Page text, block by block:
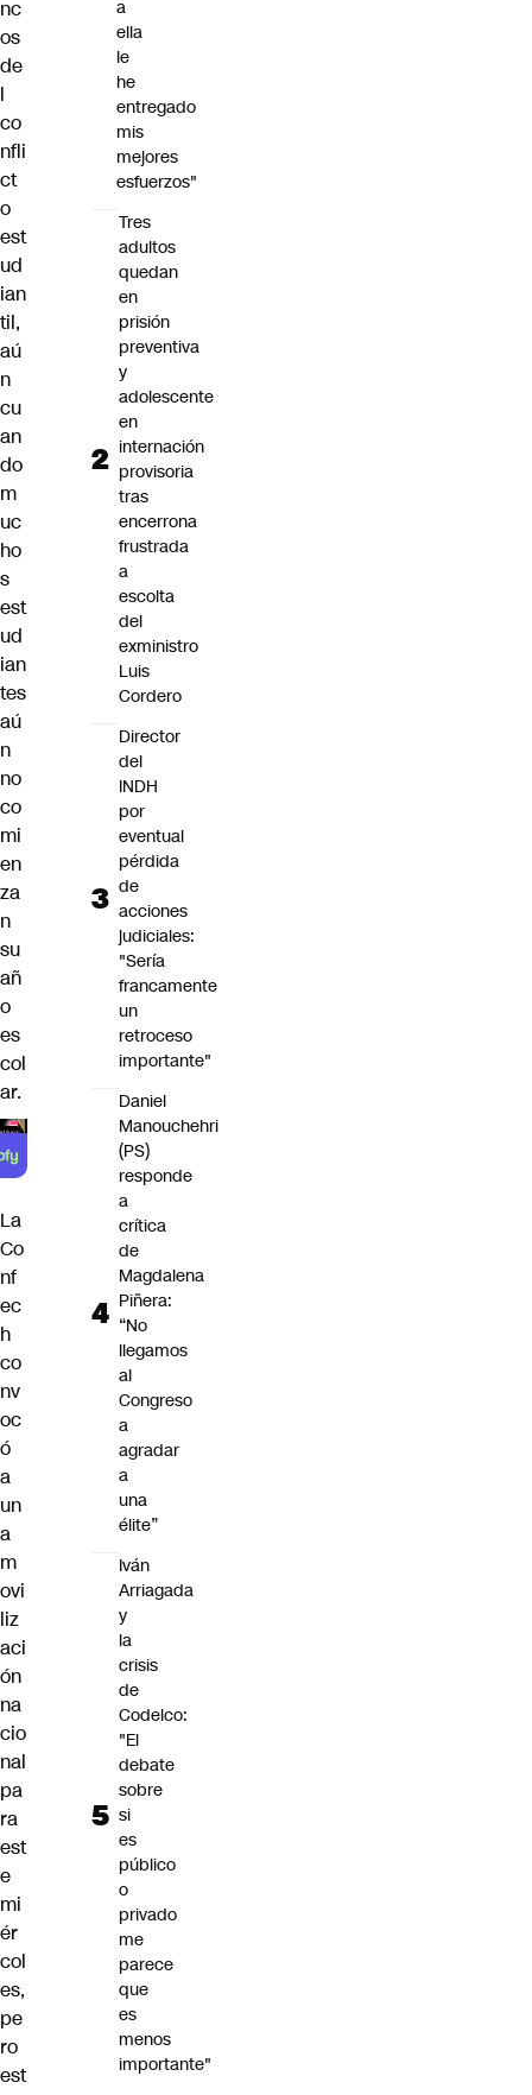
nc
os
de
l
co
nfli
ct
o
est
ud
ian
til,
aú
n
cu
an
do
m
uc
ho
s
est
ud
ian
tes
aú
n
no
co
mi
en
za
n
su
añ
o
es
col
ar.
La
Co
nf
ec
h
co
nv
oc
ó
a
un
a
m
ovi
liz
aci
ón
na
cio
nal
pa
ra
est
e
mi
ér
col
es,
pe
ro
est
a
ella
le
he
entregado
mis
mejores
esfuerzos"
Tres
adultos
quedan
en
prisión
preventiva
y
adolescente
en
internación
provisoria
tras
encerrona
frustrada
a
escolta
del
exministro
Luis
Cordero
Director
del
INDH
por
eventual
pérdida
de
acciones
judiciales:
"Sería
francamente
un
retroceso
importante"
Daniel
Manouchehri
(PS)
responde
a
crítica
de
Magdalena
Piñera:
“No
llegamos
al
Congreso
a
agradar
a
una
élite”
Iván
Arriagada
y
la
crisis
de
Codelco:
"El
debate
sobre
si
es
público
o
privado
me
parece
que
es
menos
importante"